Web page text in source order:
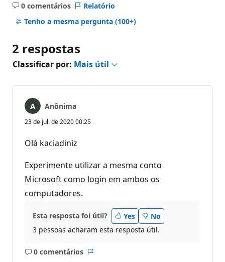
0 comentários
Sem
comentários
Relatório
Tenho a mesma pergunta (100+)
2 respostas
Classificar por: Mais útil
Anônima
23 de jul. de 2020 00:25
Olá kaciadiniz
Experimente utilizar a mesma conto
Microsoft como login em ambos os
computadores.
Esta resposta foi útil? Yes
No
3 pessoas acharam esta resposta útil.
0 comentários
Sem